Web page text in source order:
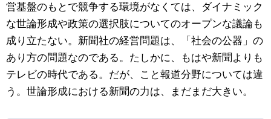
営基盤のもとで競争する環境がなくては、ダイナミック
な世論形成や政策の選択肢についてのオープンな議論も
成り立たない。新聞社の経営問題は、「社会の公器」の
あり方の問題なのである。たしかに、もはや新聞よりも
テレビの時代である。だが、こと報道分野については違
う。世論形成における新聞の力は、まだまだ大きい。